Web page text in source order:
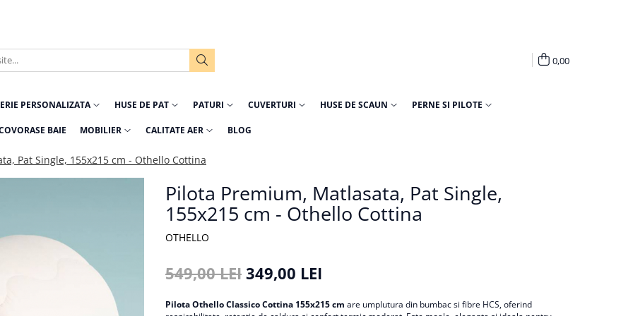
0,00
PERSONALIZATA HUSE DE PAT PATURI CUVERTURI HUSE DE SCAUN PERNE SI PILOTE
BAIE MOBILIER CALITATE AER BLOG
Pat Single, 155x215 cm - Othello Cottina
Pilota Premium, Matlasata, Pat Single,
155x215 cm - Othello Cottina
OTHELLO
549,00 LEI 349,00 LEI
Pilota Othello Classico Cottina 155x215 cm are umplutura din bumbac si fibre HCS, oferind